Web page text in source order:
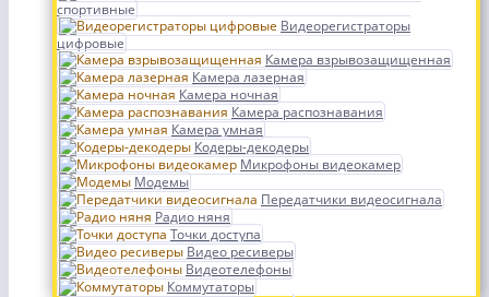
спортивные
Видеорегистраторы
цифровые
Камера взрывозащищенная
Камера лазерная
Камера ночная
Камера распознавания
Камера умная
Кодеры-декодеры
Микрофоны видеокамер
Модемы
Передатчики видеосигнала
Радио няня
Точки доступа
Видео ресиверы
Видеотелефоны
Коммутаторы